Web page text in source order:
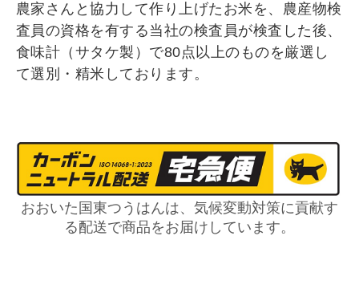
農家さんと協力して作り上げたお米を、農産物検
査員の資格を有する当社の検査員が検査した後、
食味計（サタケ製）で80点以上のものを厳選し
て選別・精米しております。
おおいた国東つうはんは、気候変動対策に貢献す
る配送で商品をお届けしています。